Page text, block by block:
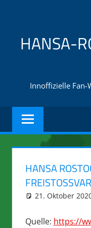
springenHANSA-
Innoffizielle Fan-
HANSA
21. Oktober
Quelle: https://